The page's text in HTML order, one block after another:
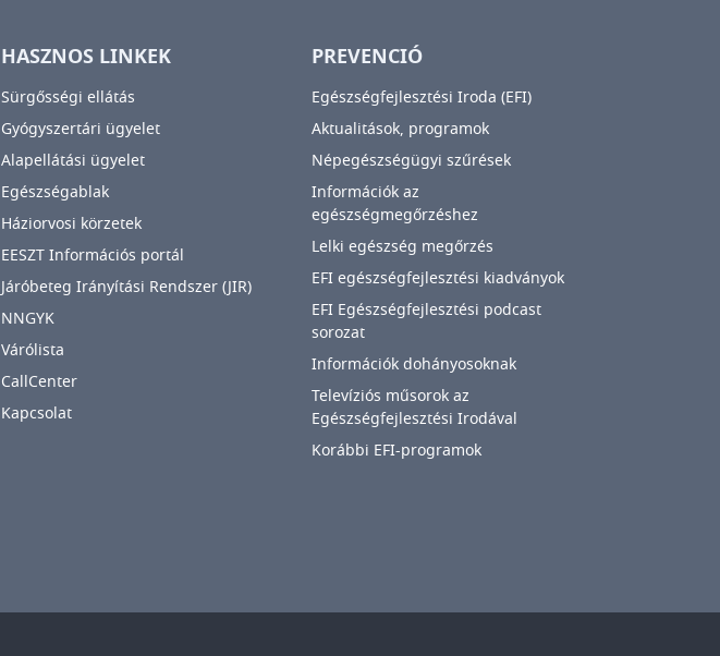
HASZNOS LINKEK
Sürgősségi ellátás
Gyógyszertári ügyelet
Alapellátási ügyelet
Egészségablak
Háziorvosi körzetek
EESZT Információs portál
Járóbeteg Irányítási Rendszer (JIR)
NNGYK
Várólista
CallCenter
Kapcsolat
PREVENCIÓ
Egészségfejlesztési Iroda (EFI)
Aktualitások, programok
Népegészségügyi szűrések
Információk az
egészségmegőrzéshez
Lelki egészség megőrzés
EFI egészségfejlesztési kiadványok
EFI Egészségfejlesztési podcast
sorozat
Információk dohányosoknak
Televíziós műsorok az
Egészségfejlesztési Irodával
Korábbi EFI-programok